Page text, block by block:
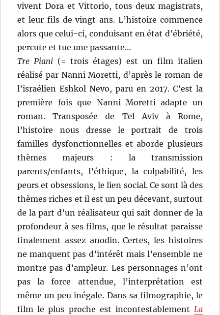
vivent Dora et Vittorio, tous deux magistrats,
et leur fils de vingt ans. L’histoire commence
alors que celui-ci, conduisant en état d’ébriété,
percute et tue une passante…
Tre Piani (= trois étages) est un film italien
réalisé par Nanni Moretti, d’après le roman de
l’israélien Eshkol Nevo, paru en 2017. C’est la
première fois que Nanni Moretti adapte un
roman. Transposée de Tel Aviv à Rome,
l’histoire nous dresse le portrait de trois
familles dysfonctionnelles et aborde plusieurs
thèmes majeurs : la transmission
parents/enfants, l’éthique, la culpabilité, les
peurs et obsessions, le lien social. Ce sont là des
thèmes riches et il est un peu décevant, surtout
de la part d’un réalisateur qui sait donner de la
profondeur à ses films, que le résultat paraisse
finalement assez anodin. Certes, les histoires
ne manquent pas d’intérêt mais l’ensemble ne
montre pas d’ampleur. Les personnages n’ont
pas la force attendue, l’interprétation est
même un peu inégale. Dans sa filmographie, le
film le plus proche est incontestablement La